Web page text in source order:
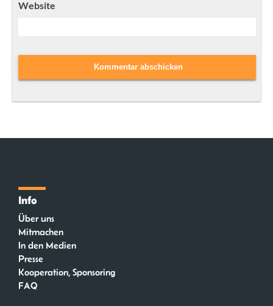
Website
Info
Über uns
Mitmachen
In den Medien
Presse
Kooperation, Sponsoring
FAQ